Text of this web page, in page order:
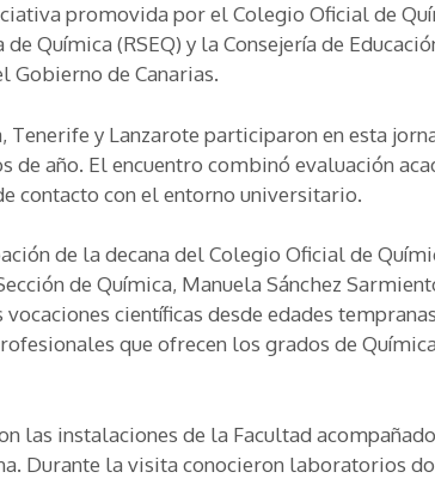
promovida por el Colegio Oficial de
Química (RSEQ) y la Consejería de
Gobierno de Canarias.
Tenerife y Lanzarote participaron en esta
de año. El encuentro combinó evaluación
contacto con el entorno universitario.
de la decana del Colegio Oficial de
de Química, Manuela Sánchez
científicas desde edades
que ofrecen los grados de
las instalaciones de la Facultad
Durante la visita conocieron laboratorios